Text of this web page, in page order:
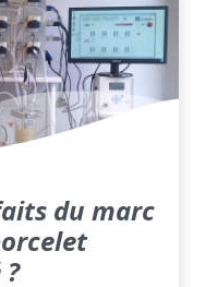
du marc